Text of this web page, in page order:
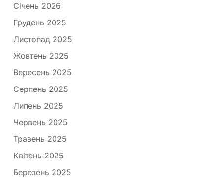
Січень 2026
Грудень 2025
Листопад 2025
Жовтень 2025
Вересень 2025
Серпень 2025
Липень 2025
Червень 2025
Травень 2025
Квітень 2025
Березень 2025